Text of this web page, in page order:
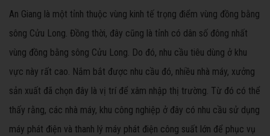
An Giang là một tỉnh thuộc vùng kinh tế trọng điểm vùng đồng bằng
sông Cửu Long. Đồng thời, đây cũng là tỉnh có dân số đông nhất
vùng đồng bằng sông Cửu Long. Do đó, nhu cầu tiêu dùng ở khu
vực này rất cao. Nắm bắt được nhu cầu đó, nhiều nhà máy, xưởng
sản xuất đã chọn đây là vị trí để xâm nhập thị trường. Từ đó có thể
thấy rằng, các nhà máy, khu công nghiệp ở đây có nhu cầu sử dụng
máy phát điện và thanh lý máy phát điện công suất lớn để phục vụ